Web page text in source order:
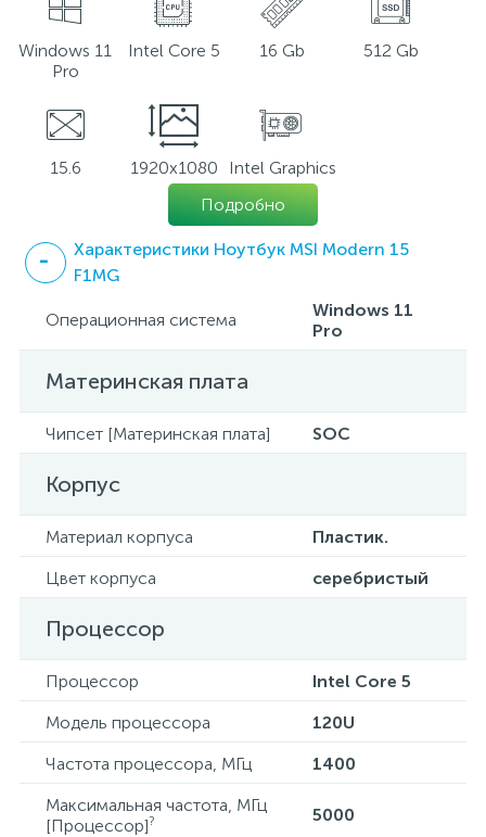
Windows 11
Pro
Intel Core 5 16 Gb 512 Gb
15.6 1920x1080
Intel Graphics
Подробно
Характеристики Ноутбук MSI Modern 15
F1MG
Операционная система
Windows 11
Pro
Материнская плата
Чипсет [Материнская плата] SOC
Корпус
Материал корпуса
Пластик.
Цвет корпуса
серебристый
Процессор
Процессор
Intel Core 5
Модель процессора
120U
Частота процессора, МГц
1400
Максимальная частота, МГц
[Процессор]? 5000